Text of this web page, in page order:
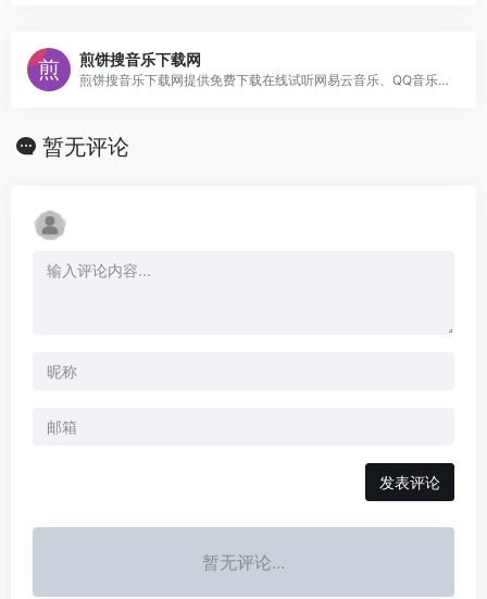
煎饼搜音乐下载网
煎饼搜音乐下载网提供免费下载在线试听网易云音乐、QQ音乐、酷狗音乐、酷我音乐、虾米音乐、百度音乐、一听音乐、咪咕音乐、荔枝FM、蜻蜓FM、喜马拉雅FM、全民K歌、5sing原创翻唱音乐等各音乐网站的音乐下载,无须注册。
暂无评论
发表评论
暂无评论...